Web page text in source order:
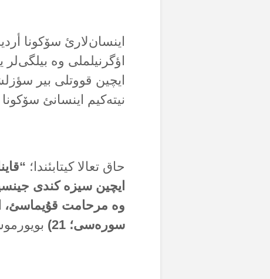
اینسان‌لارئ سۆکونا
اؤگرنیلملی وە
ایچین قووتلی بیر
نیتەکیم اینسانئ سۆکونا
حاق تعالا کیتابئندا؛
ایچین سیزە کندی
وە مرحامت قۇیماسئ،
سورەسی؛ 21
)